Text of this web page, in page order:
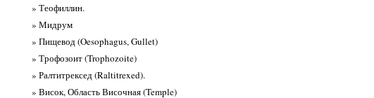
» Теофиллин.
» Мидрум
» Пищевод (Oesophagus, Gullet)
» Трофозоит (Trophozoite)
» Ралтитрексед (Raltitrexed).
» Висок, Область Височная (Temple)